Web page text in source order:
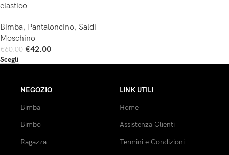
elastico
Bimba, Pantaloncino, Saldi
Moschino
€60.00 €42.00
Scegli
NEGOZIO
Bimba
Bimbo
Ragazza
LINK UTILI
Home
Assistenza Clienti
Termini e Condizioni